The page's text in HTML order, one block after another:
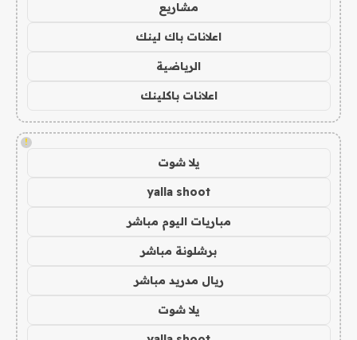
مشاريع
اعلانات باك لينك
الرياضية
اعلانات باكلينك
!
يلا شوت
yalla shoot
مباريات اليوم مباشر
برشلونة مباشر
ريال مدريد مباشر
يلا شوت